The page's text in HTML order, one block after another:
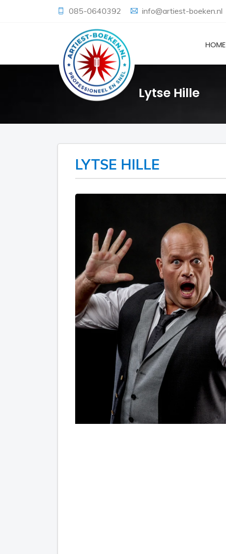
085-0640392 info@artiest-boeken.nl
HOME
Lytse Hille
LYTSE HILLE